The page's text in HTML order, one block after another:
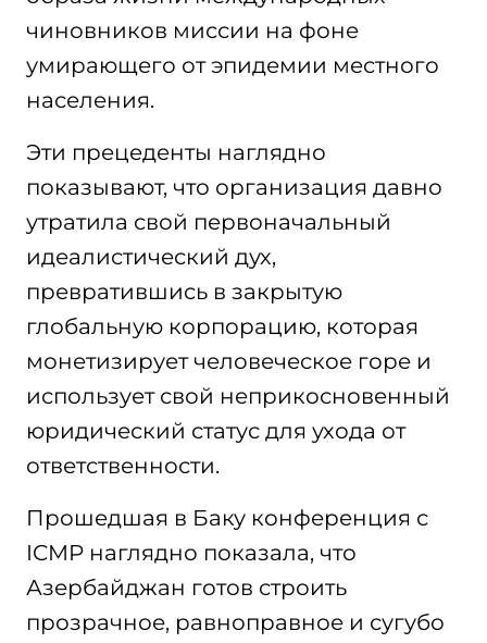
чиновников миссии на фоне
умирающего от эпидемии местного
населения.
Эти прецеденты наглядно
показывают, что организация давно
утратила свой первоначальный
идеалистический дух,
превратившись в закрытую
глобальную корпорацию, которая
монетизирует человеческое горе и
использует свой неприкосновенный
юридический статус для ухода от
ответственности.
Прошедшая в Баку конференция с
ICMP наглядно показала, что
Азербайджан готов строить
прозрачное, равноправное и сугубо